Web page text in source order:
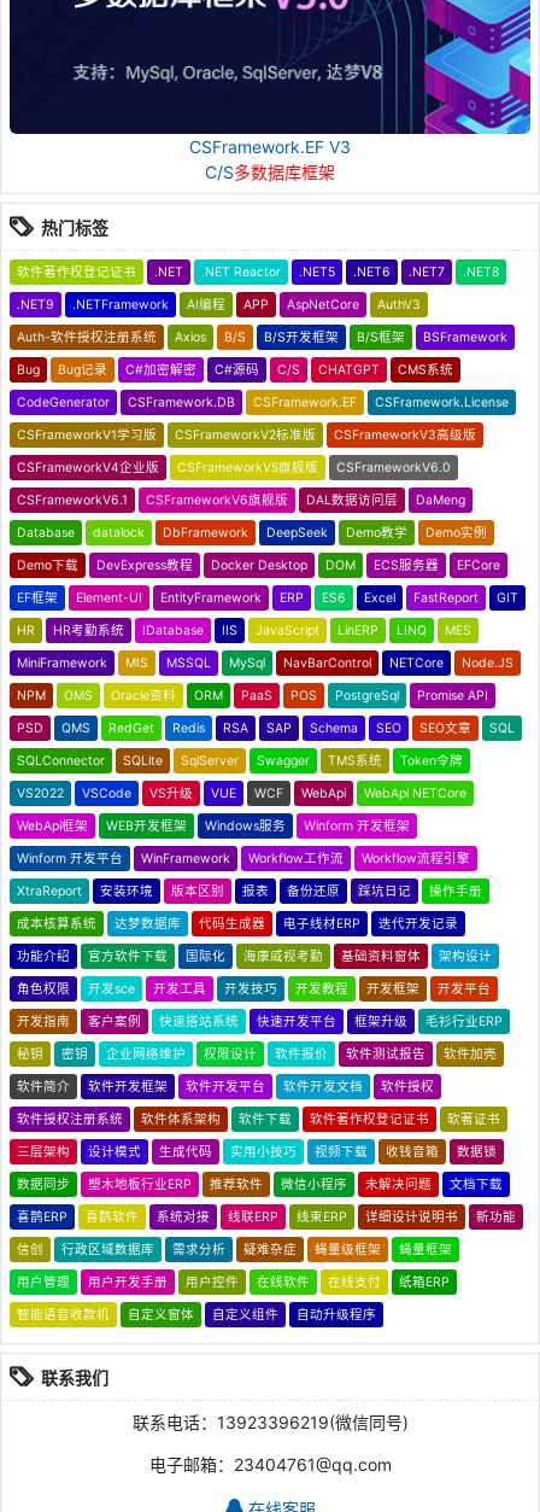
CSFramework.EF V3
C/S多数据库框架
热门标签
软件著作权登记证书 .NET .NET Reactor .NET5 .NET6 .NET7 .NET8
.NET9 .NETFramework AI编程 APP AspNetCore AuthV3
Auth-软件授权注册系统 Axios B/S B/S开发框架 B/S框架 BSFramework
Bug Bug记录 C#加密解密 C#源码 C/S CHATGPT CMS系统
CodeGenerator CSFramework.DB CSFramework.EF CSFramework.License
CSFrameworkV1学习版 CSFrameworkV2标准版 CSFrameworkV3高级版
CSFrameworkV4企业版 CSFrameworkV5旗舰版 CSFrameworkV6.0
CSFrameworkV6.1 CSFrameworkV6旗舰版 DAL数据访问层 DaMeng
Database datalock DbFramework DeepSeek Demo教学 Demo实例
Demo下载 DevExpress教程 Docker Desktop DOM ECS服务器 EFCore
EF框架 Element-UI EntityFramework ERP ES6 Excel FastReport GIT
HR HR考勤系统 IDatabase IIS JavaScript LinERP LINQ MES
MiniFramework MIS MSSQL MySql NavBarControl NETCore Node.JS
NPM OMS Oracle资料 ORM PaaS POS PostgreSql Promise API
PSD QMS RedGet Redis RSA SAP Schema SEO SEO文章 SQL
SQLConnector SQLite SqlServer Swagger TMS系统 Token令牌
VS2022 VSCode VS升级 VUE WCF WebApi WebApi NETCore
WebApi框架 WEB开发框架 Windows服务 Winform 开发框架
Winform 开发平台 WinFramework Workflow工作流 Workflow流程引擎
XtraReport 安装环境 版本区别 报表 备份还原 踩坑日记 操作手册
成本核算系统 达梦数据库 代码生成器 电子线材ERP 迭代开发记录
功能介绍 官方软件下载 国际化 海康威视考勤 基础资料窗体 架构设计
角色权限 开发sce 开发工具 开发技巧 开发教程 开发框架 开发平台
开发指南 客户案例 快速搭站系统 快速开发平台 框架升级 毛衫行业ERP
秘钥 密钥 企业网络维护 权限设计 软件报价 软件测试报告 软件加壳
软件简介 软件开发框架 软件开发平台 软件开发文档 软件授权
软件授权注册系统 软件体系架构 软件下载 软件著作权登记证书 软著证书
三层架构 设计模式 生成代码 实用小技巧 视频下载 收钱音箱 数据锁
数据同步 塑木地板行业ERP 推荐软件 微信小程序 未解决问题 文档下载
喜鹊ERP 喜鹊软件 系统对接 线联ERP 线束ERP 详细设计说明书 新功能
信创 行政区域数据库 需求分析 疑难杂症 蝇量级框架 蝇量框架
用户管理 用户开发手册 用户控件 在线软件 在线支付 纸箱ERP
智能语音收款机 自定义窗体 自定义组件 自动升级程序
联系我们
联系电话：13923396219(微信同号)
电子邮箱：23404761@qq.com